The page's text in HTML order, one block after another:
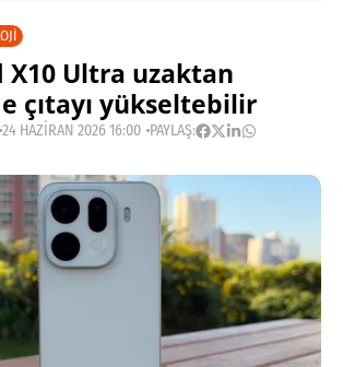
X10 Ultra uzaktan
çıtayı yükseltebilir
24 HAZIRAN 2026 16:00 PAYLAŞ: